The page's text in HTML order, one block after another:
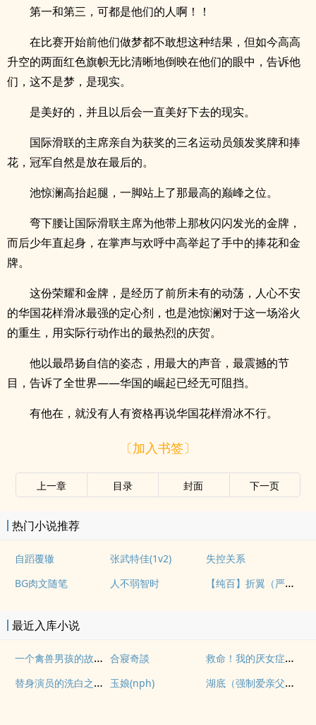
第一和第三，可都是他们的人啊！！
在比赛开始前他们做梦都不敢想这种结果，但如今高高
升空的两面红色旗帜无比清晰地倒映在他们的眼中，告诉他
们，这不是梦，是现实。
是美好的，并且以后会一直美好下去的现实。
国际滑联的主席亲自为获奖的三名运动员颁发奖牌和捧
花，冠军自然是放在最后的。
池惊澜高抬起腿，一脚站上了那最高的巅峰之位。
弯下腰让国际滑联主席为他带上那枚闪闪发光的金牌，
而后少年直起身，在掌声与欢呼中高举起了手中的捧花和金
牌。
这份荣耀和金牌，是经历了前所未有的动荡，人心不安
的华国花样滑冰最强的定心剂，也是池惊澜对于这一场浴火
的重生，用实际行动作出的最热烈的庆贺。
他以最昂扬自信的姿态，用最大的声音，最震撼的节
目，告诉了全世界——华国的崛起已经无可阻挡。
有他在，就没有人有资格再说华国花样滑冰不行。
〔加入书签〕
上一章 目录 封面 下一页
热门小说推荐
自蹈覆辙 张武特佳(1v2)
失控关系
BG肉文随笔
人不弱智时 【纯百】折翼（严厉上司是小鸟）
最近入库小说
一个禽兽男孩的故事（母子乱伦） 合寢奇談
救命！我的厌女症总裁不仅碰瓷还装秒(调教高H 1v1)
替身演员的洗白之路(nph)
玉娘(nph) 湖底（强制爱亲父女）